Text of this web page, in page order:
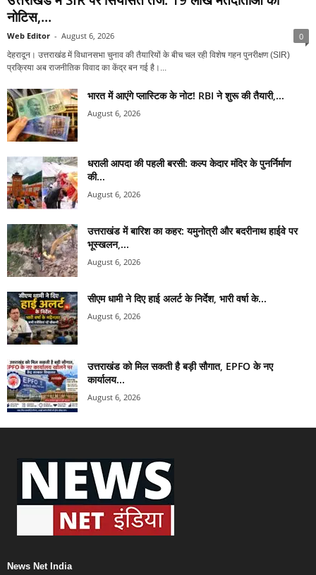
नोटिस,...
Web Editor - August 6, 2026 0
देहरादून। उत्तराखंड में विधानसभा चुनाव की तैयारियों के बीच चल रही विशेष गहन पुनरीक्षण (SIR)
प्रक्रिया अब राजनीतिक विवाद का केंद्र बन गई है।...
भारत में आएंगे प्लास्टिक के नोट! RBI ने शुरू की तैयारी,...
August 6, 2026
धराली आपदा की पहली बरसी: कल्प केदार मंदिर के पुनर्निर्माण
की...
August 6, 2026
उत्तराखंड में बारिश का कहर: यमुनोत्री और बदरीनाथ हाईवे पर
भूस्खलन,...
August 6, 2026
सीएम धामी ने दिए हाई अलर्ट के निर्देश, भारी वर्षा के...
August 6, 2026
उत्तराखंड को मिल सकती है बड़ी सौगात, EPFO के नए
कार्यालय...
August 6, 2026
News Net India